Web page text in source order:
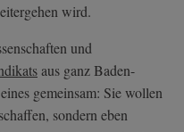
wird.
und
aus ganz Baden-
gemeinsam: Sie wollen
sondern eben